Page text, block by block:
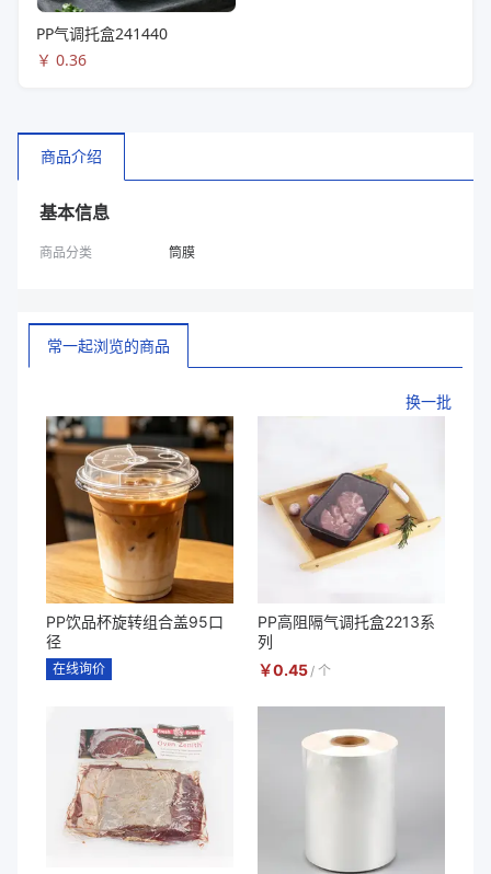
PP气调托盒241440
￥ 0.36
商品介绍
基本信息
商品分类 筒膜
常一起浏览的商品
换一批
PP饮品杯旋转组合盖95口
径
在线询价
PP高阻隔气调托盒2213系
列
￥0.45 / 个